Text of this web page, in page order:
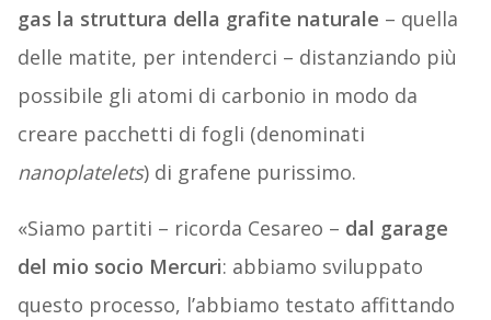
gas la struttura della grafite naturale – quella
delle matite, per intenderci – distanziando più
possibile gli atomi di carbonio in modo da
creare pacchetti di fogli (denominati
nanoplatelets) di grafene purissimo.
«Siamo partiti – ricorda Cesareo – dal garage
del mio socio Mercuri: abbiamo sviluppato
questo processo, l’abbiamo testato affittando